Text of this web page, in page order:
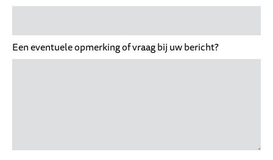
Een eventuele opmerking of vraag bij uw bericht?